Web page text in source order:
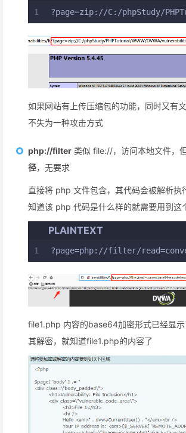
1 ?page=zip://C:/phpStudy/
如果网站有上传压缩包的功能，同时又有
不失为一种攻击方式
php://filter类似 file://，访问本地文件，
径，无要求
直接将 php 文件包含，其代码会被解析执
知道该 php 代码是什么样的就需要用到这
PLAINTEXT
1 ?page=php://filter/
file1.php 内容的base64加密形式已经显
其解密，就知道file1.php的内容了